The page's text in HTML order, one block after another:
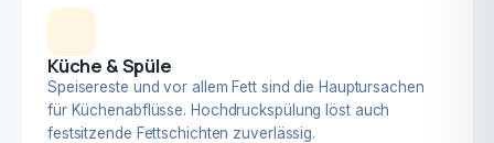
Küche & Spüle
Speisereste und vor allem Fett sind die Hauptursachen
für Küchenabflüsse. Hochdruckspülung löst auch
festsitzende Fettschichten zuverlässig.